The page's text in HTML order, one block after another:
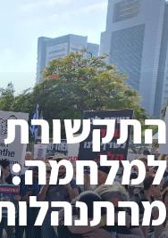
התקשורת
למלחמה: